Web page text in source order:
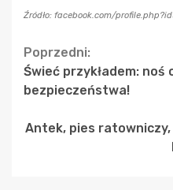
Źródło: facebook.com/
Continue
Reading
Poprzedni:
Świeć przykładem: noś
bezpieczeństwa!
Antek, pies